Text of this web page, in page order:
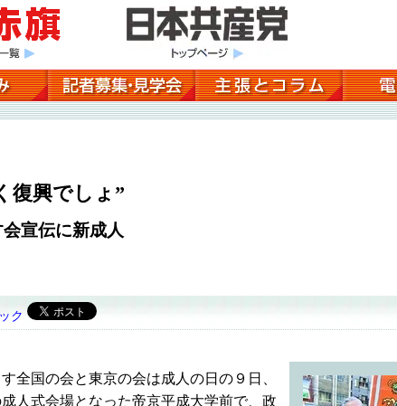
復興でしょ”
宣伝に新成人
ク
全国の会と東京の会は成人の日の９日、
人式会場となった帝京平成大学前で、政